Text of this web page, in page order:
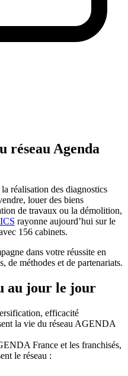
réseau Agenda
réalisation des diagnostics
louer des biens
de travaux ou la démolition,
rayonne aujourd’hui sur le
156 cabinets.
dans votre réussite en
de méthodes et de partenariats.
au jour le jour
efficacité
la vie du réseau AGENDA
France et les franchisés,
le réseau :